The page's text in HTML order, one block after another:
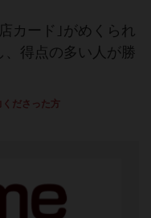
カード｣がめくられ
、得点の多い人が勝
くださった方